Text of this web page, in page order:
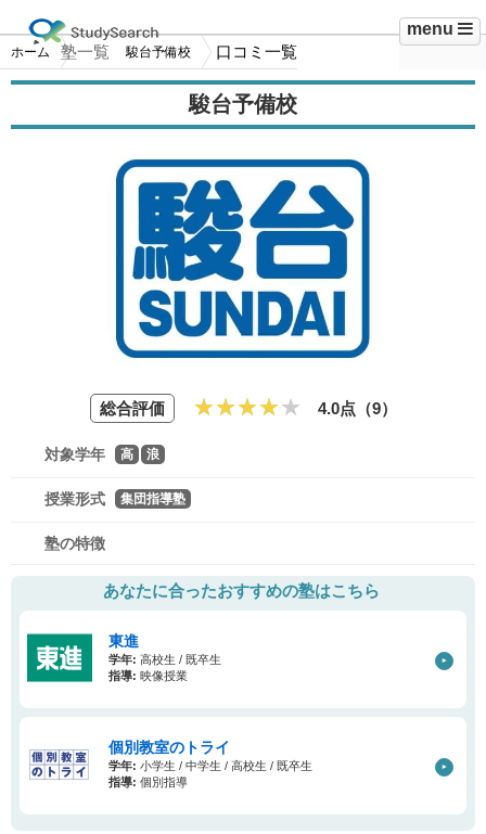
menu
ホーム 塾一覧 駿台予備校 口コミ一覧
駿台予備校
総合評価 4.0点（9）
対象学年 高 浪
授業形式 集団指導塾
塾の特徴
あなたに合ったおすすめの塾はこちら
東進
学年: 高校生 / 既卒生
指導: 映像授業
個別教室のトライ
学年: 小学生 / 中学生 / 高校生 / 既卒生
指導: 個別指導